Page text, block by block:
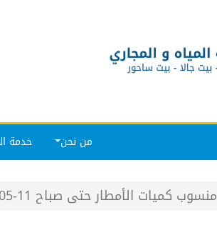
من نحن خدمة
منسوب كميات الأمطار حتى صباح 11-05-2024